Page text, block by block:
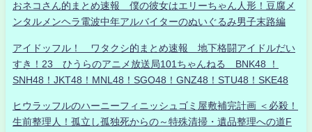
おネコさん的まとめ速報 僕の彼女はエリーちゃん人形！豆腐メ
ンタルメンヘラ電波中年アルバイターのぬいぐるみ男子末路編
アイドッフル！ ワタクシ的まとめ速報 地下格闘アイドルだい
すき！23 ひうらのアニメ放送局101ちゃんねる BNK48 ！
SNH48！JKT48！MNL48！SGO48！GNZ48！STU48！SKE48
ヒウラッフルのハーニーフィニッシュゴミ屋敷補完計画 ＜必殺！
生前整理人！孤立し孤独死からの～特殊清掃・遺品整理への道F